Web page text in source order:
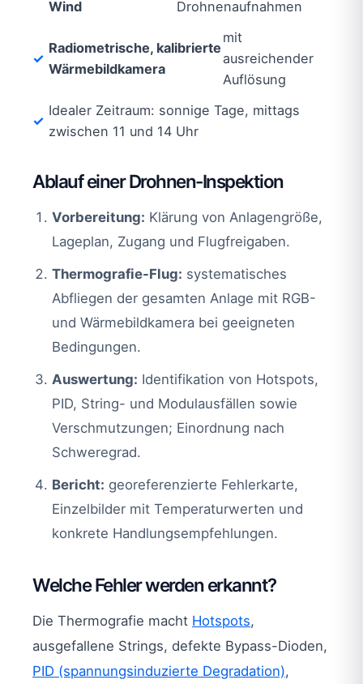
Wind Drohnenaufnahmen
Radiometrische, kalibrierte
Wärmebildkamera
mit
ausreichender
Auflösung
Idealer Zeitraum: sonnige Tage, mittags
zwischen 11 und 14 Uhr
Ablauf einer Drohnen-Inspektion
Vorbereitung: Klärung von Anlagengröße,
Lageplan, Zugang und Flugfreigaben.
Thermografie-Flug: systematisches
Abfliegen der gesamten Anlage mit RGB-
und Wärmebildkamera bei geeigneten
Bedingungen.
Auswertung: Identifikation von Hotspots,
PID, String- und Modulausfällen sowie
Verschmutzungen; Einordnung nach
Schweregrad.
Bericht: georeferenzierte Fehlerkarte,
Einzelbilder mit Temperaturwerten und
konkrete Handlungsempfehlungen.
Welche Fehler werden erkannt?
Die Thermografie macht Hotspots,
ausgefallene Strings, defekte Bypass-Dioden,
PID (spannungsinduzierte Degradation),